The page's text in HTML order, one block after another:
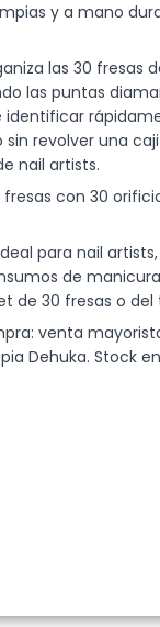
y a mano
las 30 fresas
las puntas
identificar
revolver una
nail artists.
con 30
para nail
de
de 30 fresas o del
venta
Dehuka. Stock
Uñas Organizador
y maximizar
ambientes.
desde 10 unidades.
Lista vacía